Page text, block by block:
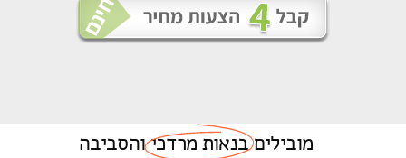
מוביליםבנאות מרדכיוהסביבה